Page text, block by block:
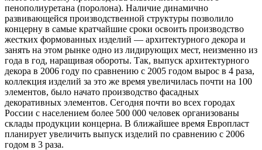
пенополиуретана (поролона). Наличие динамично
развивающейся производственной структуры позволило
концерну в самые кратчайшие сроки освоить производство
жестких формованных изделий — архитектурного декора и
занять на этом рынке одно из лидирующих мест, неизменно из
года в год, наращивая обороты. Так, выпуск архитектурного
декора в 2006 году по сравнению с 2005 годом вырос в 4 раза,
коллекция изделий за это же время увеличилась почти на 100
элементов, было начато производство фасадных
декоративных элементов. Сегодня почти во всех городах
России с населением более 500 000 человек организованы
склады продукции концерна. В ближайшее время Европласт
планирует увеличить выпуск изделий по сравнению с 2006
годом в 3 раза.